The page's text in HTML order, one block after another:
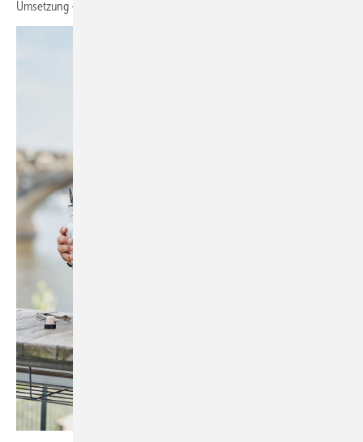
Umsetzung – vom ersten Konzept bis zur schlüsselfertigen Anlage.